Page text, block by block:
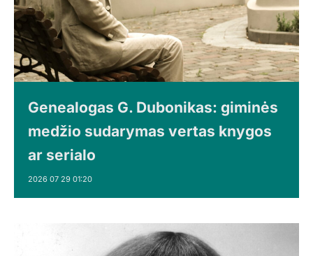
Genealogas G. Dubonikas: giminės
medžio sudarymas vertas knygos
ar serialo
2026 07 29 01:20